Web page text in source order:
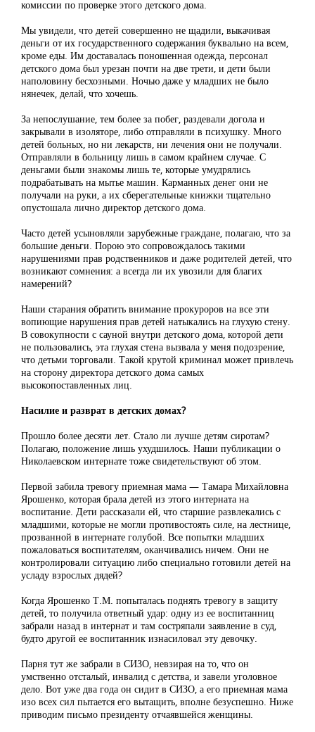
комиссии по проверке этого детского дома.
Мы увидели, что детей совершенно не щадили, выкачивая
деньги от их государственного содержания буквально на всем,
кроме еды. Им доставалась поношенная одежда, персонал
детского дома был урезан почти на две трети, и дети были
наполовину бесхозными. Ночью даже у младших не было
нянечек, делай, что хочешь.
За непослушание, тем более за побег, раздевали догола и
закрывали в изоляторе, либо отправляли в психушку. Много
детей больных, но ни лекарств, ни лечения они не получали.
Отправляли в больницу лишь в самом крайнем случае. С
деньгами были знакомы лишь те, которые умудрялись
подрабатывать на мытье машин. Карманных денег они не
получали на руки, а их сберегательные книжки тщательно
опустошала лично директор детского дома.
Часто детей усыновляли зарубежные граждане, полагаю, что за
большие деньги. Порою это сопровождалось такими
нарушениями прав родственников и даже родителей детей, что
возникают сомнения: а всегда ли их увозили для благих
намерений?
Наши старания обратить внимание прокуроров на все эти
вопиющие нарушения прав детей натыкались на глухую стену.
В совокупности с сауной внутри детского дома, которой дети
не пользовались, эта глухая стена вызвала у меня подозрение,
что детьми торговали. Такой крутой криминал может привлечь
на сторону директора детского дома самых
высокопоставленных лиц.
Насилие и разврат в детских домах?
Прошло более десяти лет. Стало ли лучше детям сиротам?
Полагаю, положение лишь ухудшилось. Наши публикации о
Николаевском интернате тоже свидетельствуют об этом.
Первой забила тревогу приемная мама — Тамара Михайловна
Ярошенко, которая брала детей из этого интерната на
воспитание. Дети рассказали ей, что старшие развлекались с
младшими, которые не могли противостоять силе, на лестнице,
прозванной в интернате голубой. Все попытки младших
пожаловаться воспитателям, оканчивались ничем. Они не
контролировали ситуацию либо специально готовили детей на
усладу взрослых дядей?
Когда Ярошенко Т.М. попыталась поднять тревогу в защиту
детей, то получила ответный удар: одну из ее воспитанниц
забрали назад в интернат и там состряпали заявление в суд,
будто другой ее воспитанник изнасиловал эту девочку.
Парня тут же забрали в СИЗО, невзирая на то, что он
умственно отсталый, инвалид с детства, и завели уголовное
дело. Вот уже два года он сидит в СИЗО, а его приемная мама
изо всех сил пытается его вытащить, вполне безуспешно. Ниже
приводим письмо президенту отчаявшейся женщины.